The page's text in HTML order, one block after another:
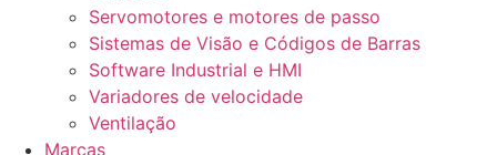
Servomotores e motores de passo
Sistemas de Visão e Códigos de Barras
Software Industrial e HMI
Variadores de velocidade
Ventilação
Marcas